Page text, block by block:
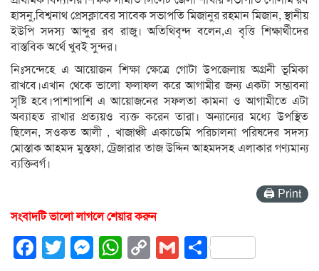
হাসনু,বিশ্বনাথ প্রেসক্লাবের সাবেক সভাপতি মিজানুর রহমান মিজান, স্থানীয়
ইউপি সদস্য আব্দুর রব রাজু। অতিথিবৃন্দ বলেন,এ বৃত্তি শিক্ষার্থীদের
বাস্তবিক অর্থে খুবই সুন্দর।
নিঃসন্দেহে এ আয়োজন শিক্ষা ক্ষেত্রে গোটা উপজেলায় অগ্রনী ভূমিকা
রাখবে।এখান থেকে ভালো ফলাফল করে আগামীর জন্য একটা সম্ভাবনা
সৃষ্টি হবে।পাশাপাশি এ আয়োজনের সফলতা কামনা ও আগামীতে এটা
অব্যাহত রাখার প্রত্যয়ও ব্যক্ত করেন তারা। অন্যান্যের মধ্যে উপস্থিত
ছিলেন, সওকত আলী , খাজাঞ্চী একাডেমি পরিচালনা পরিষদের সদস্য
মোস্তাক আহমদ মুস্তফা, ট্রেজারার তাজ উদ্দিন আহমদসহ এলাকার গণ্যমান্য
ব্যক্তিবর্গ।
🖨 Print
সংবাদটি ভালো লাগলে শেয়ার করুন
Facebook
Twitter
Messenger
WhatsApp
CopyGmailShare